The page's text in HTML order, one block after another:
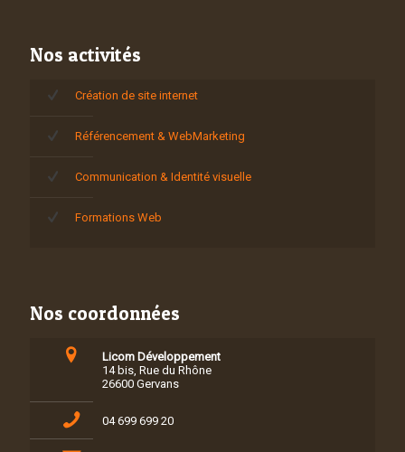
Nos activités
Création de site internet
Référencement & WebMarketing
Communication & Identité visuelle
Formations Web
Nos coordonnées
Licom Développement
14 bis, Rue du Rhône
26600 Gervans
04 699 699 20